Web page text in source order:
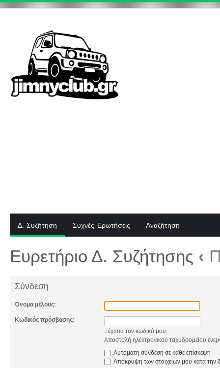
Δ. Συζήτηση Συχνές Ερωτήσεις Αναζήτηση
Ευρετήριο Δ. Συζήτησης ‹
Σύνδεση
Όνομα μέλους:
Κωδικός πρόσβασης:
Ξέχασα τον κωδικό μου
Αποστολή ηλεκτρονικού ταχυδρομείου
Αυτόματη σύνδεση σε κάθε επίσκεψη
Απόκρυψη των στοιχείων μου κατά την